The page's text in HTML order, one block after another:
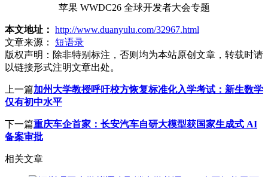
苹果 WWDC26 全球开发者大会专题
本文地址： http://www.duanyulu.com/32967.html
文章来源：
短语录
版权声明： 除非特别标注，否则均为本站原创文章，转载时请
以链接形式注明文章出处。
上一篇加州大学教授呼吁校方恢复标准化入学考试：新生数学
仅有初中水平
下一篇重庆车企首家：长安汽车自研大模型获国家生成式 AI
备案审批
相关文章